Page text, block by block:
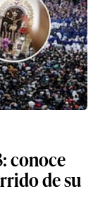
conoce
de su